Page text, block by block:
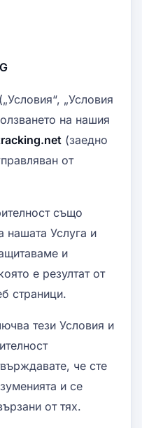
„Условия
на нашия
(заедно
от
също
нашата Услуга и
и
е резултат от
страници.
тези Условия и
че сте
и се
от тях.